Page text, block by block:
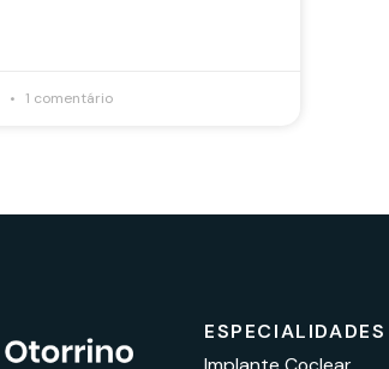
1 comentário
ESPECIALIDADES